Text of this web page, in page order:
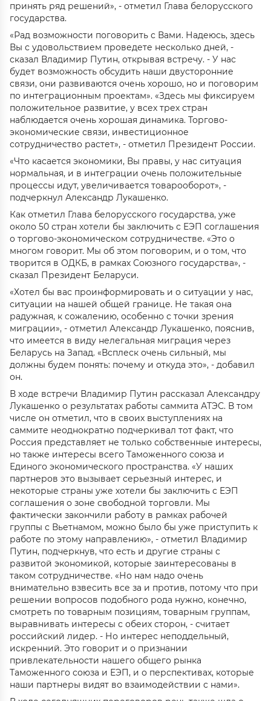
принять ряд решений», - отметил Глава белорусского
государства.
«Рад возможности поговорить с Вами. Надеюсь, здесь
Вы с удовольствием проведете несколько дней, -
сказал Владимир Путин, открывая встречу. - У нас
будет возможность обсудить наши двусторонние
связи, они развиваются очень хорошо, но и поговорим
по интеграционным проектам». «Здесь мы фиксируем
положительное развитие, у всех трех стран
наблюдается очень хорошая динамика. Торгово-
экономические связи, инвестиционное
сотрудничество растет», - отметил Президент России.
«Что касается экономики, Вы правы, у нас ситуация
нормальная, и в интеграции очень положительные
процессы идут, увеличивается товарооборот», -
подчеркнул Александр Лукашенко.
Как отметил Глава белорусского государства, уже
около 50 стран хотели бы заключить с ЕЭП соглашения
о торгово-экономическом сотрудничестве. «Это о
многом говорит. Мы об этом поговорим, и о том, что
творится в ОДКБ, в рамках Союзного государства», -
сказал Президент Беларуси.
«Хотел бы вас проинформировать и о ситуации у нас,
ситуации на нашей общей границе. Не такая она
радужная, к сожалению, особенно с точки зрения
миграции», - отметил Александр Лукашенко, пояснив,
что имеется в виду нелегальная миграция через
Беларусь на Запад. «Всплеск очень сильный, мы
должны будем понять: почему и откуда это», - добавил
он.
В ходе встречи Владимир Путин рассказал Александру
Лукашенко о результатах работы саммита АТЭС. В том
числе он отметил, что в своих выступлениях на
саммите неоднократно подчеркивал тот факт, что
Россия представляет не только собственные интересы,
но также интересы всего Таможенного союза и
Единого экономического пространства. «У наших
партнеров это вызывает серьезный интерес, и
некоторые страны уже хотели бы заключить с ЕЭП
соглашения о зоне свободной торговли. Мы
фактически закончили работу в рамках рабочей
группы с Вьетнамом, можно было бы уже приступить к
работе по этому направлению», - отметил Владимир
Путин, подчеркнув, что есть и другие страны с
развитой экономикой, которые заинтересованы в
таком сотрудничестве. «Но нам надо очень
внимательно взвесить все за и против, потому что при
решении вопросов подобного рода нужно, конечно,
смотреть по товарным позициям, товарным группам,
выравнивать интересы с обеих сторон, - считает
российский лидер. - Но интерес неподдельный,
искренний. Это говорит и о признании
привлекательности нашего общего рынка
Таможенного союза и ЕЭП, и о перспективах, которые
наши партнеры видят во взаимодействии с нами».